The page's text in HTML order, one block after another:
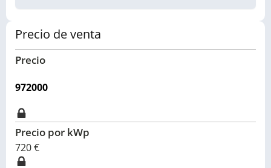
Precio de venta
Precio
972000
Precio por kWp
720€